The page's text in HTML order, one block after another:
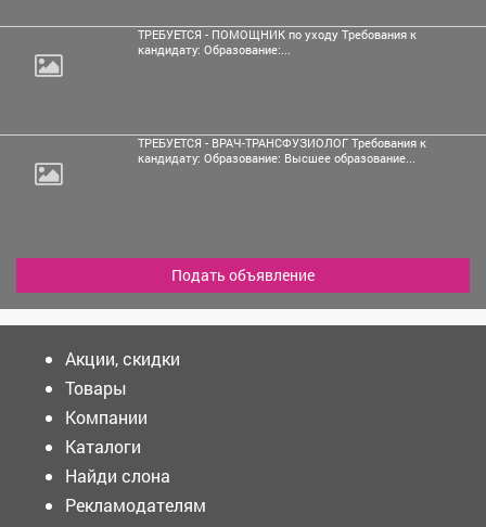
ТРЕБУЕТСЯ - ПОМОЩНИК по уходу Требования к
кандидату: Образование:...
ТРЕБУЕТСЯ - ВРАЧ-ТРАНСФУЗИОЛОГ Требования к
кандидату: Образование: Высшее образование...
Подать объявление
Акции, скидки
Товары
Компании
Каталоги
Найди слона
Рекламодателям